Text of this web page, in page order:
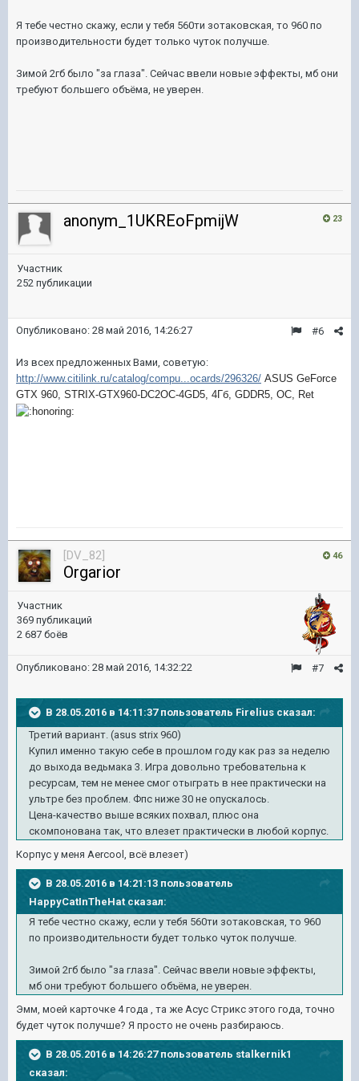
Я тебе честно скажу, если у тебя 560ти зотаковская, то 960 по
производительности будет только чуток получше.
Зимой 2гб было "за глаза". Сейчас ввели новые эффекты, мб они
требуют большего объёма, не уверен.
23
anonym_1UKREoFpmijW
Участник
252 публикации
#6
Опубликовано: 28 май 2016, 14:26:27
Из всех предложенных Вами, советую:
http://www.citilink.ru/catalog/compu...ocards/296326/ ASUS GeForce
GTX 960, STRIX-GTX960-DC2OC-4GD5, 4Гб, GDDR5, OC, Ret
46
[DV_82]
Orgarior
Участник
369 публикаций
2 687 боёв
#7
Опубликовано: 28 май 2016, 14:32:22
В 28.05.2016 в 14:11:37 пользователь Firelius сказал:
Третий вариант. (asus strix 960)
Купил именно такую себе в прошлом году как раз за неделю
до выхода ведьмака 3. Игра довольно требовательна к
ресурсам, тем не менее смог отыграть в нее практически на
ультре без проблем. Фпс ниже 30 не опускалось.
Цена-качество выше всяких похвал, плюс она
скомпонована так, что влезет практически в любой корпус.
Корпус у меня Aercool, всё влезет)
В 28.05.2016 в 14:21:13 пользователь
HappyCatInTheHat сказал:
Я тебе честно скажу, если у тебя 560ти зотаковская, то 960
по производительности будет только чуток получше.
Зимой 2гб было "за глаза". Сейчас ввели новые эффекты,
мб они требуют большего объёма, не уверен.
Эмм, моей карточке 4 года , та же Асус Стрикс этого года, точно
будет чуток получше? Я просто не очень разбираюсь.
В 28.05.2016 в 14:26:27 пользователь stalkernik1
сказал: